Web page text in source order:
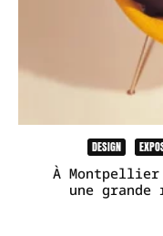
DESIGN
À Montpellier
une